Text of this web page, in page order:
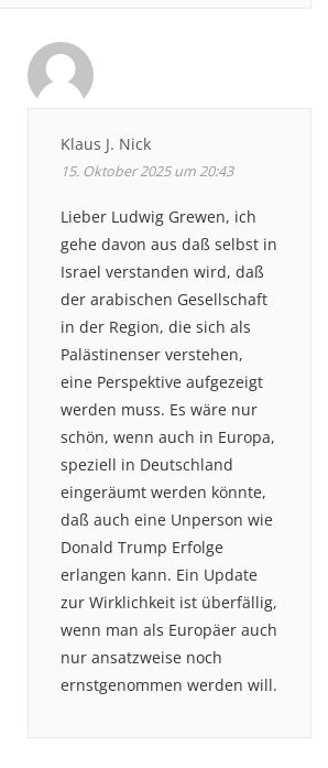
Klaus J. Nick
15. Oktober 2025 um 20:43
Lieber Ludwig Grewen, ich
gehe davon aus daß selbst in
Israel verstanden wird, daß
der arabischen Gesellschaft
in der Region, die sich als
Palästinenser verstehen,
eine Perspektive aufgezeigt
werden muss. Es wäre nur
schön, wenn auch in Europa,
speziell in Deutschland
eingeräumt werden könnte,
daß auch eine Unperson wie
Donald Trump Erfolge
erlangen kann. Ein Update
zur Wirklichkeit ist überfällig,
wenn man als Europäer auch
nur ansatzweise noch
ernstgenommen werden will.